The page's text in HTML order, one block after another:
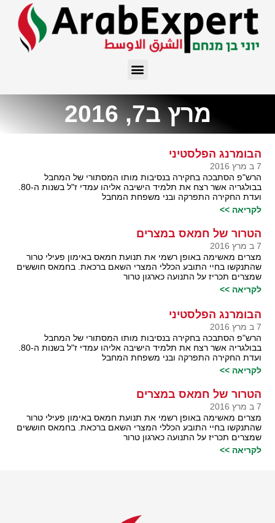
מרץ ב7, 2016
הבומרנג הפלסטיני
7 ב מרץ 2016
הרש"פ הסתבכה בחקירה בנסיבות מותו המסתורי של המחבל
ועדת החקירה התפרקה ובני משפחת המחבל
לקריאה >>
הטרור של חמאס במצרים
7 ב מרץ 2016
מצרים מאשימה באופן רשמי את תנועת חמאס באימון פעילי טרור
שהתנקשו בחיי התובע הכללי המצרי השאם ברכאת. בחמאס חוששים
שמצרים תכריז על התנועה כארגון טרור
לקריאה >>
הבומרנג הפלסטיני
7 ב מרץ 2016
הרש"פ הסתבכה בחקירה בנסיבות מותו המסתורי של המחבל
ועדת החקירה התפרקה ובני משפחת המחבל
לקריאה >>
הטרור של חמאס במצרים
7 ב מרץ 2016
מצרים מאשימה באופן רשמי את תנועת חמאס באימון פעילי טרור
שהתנקשו בחיי התובע הכללי המצרי השאם ברכאת. בחמאס חוששים
שמצרים תכריז על התנועה כארגון טרור
לקריאה >>